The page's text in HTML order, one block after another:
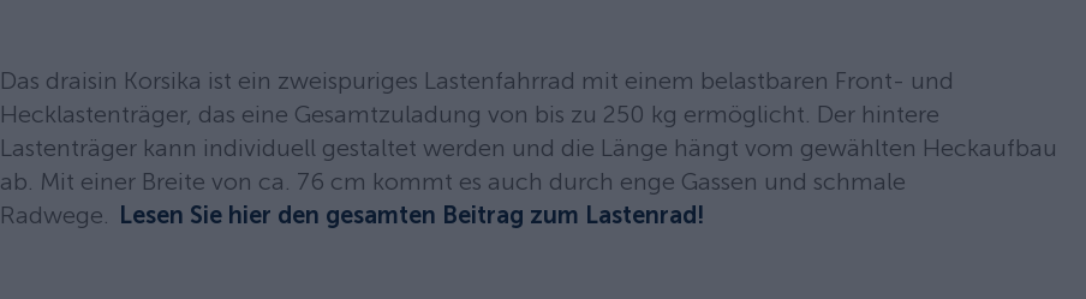
Das draisin Korsika ist ein zweispuriges Lastenfahrrad mit einem belastbaren Front- und
Hecklastenträger, das eine Gesamtzuladung von bis zu 250 kg ermöglicht. Der hintere
Lastenträger kann individuell gestaltet werden und die Länge hängt vom gewählten Heckaufbau
ab. Mit einer Breite von ca. 76 cm kommt es auch durch enge Gassen und schmale
Radwege. Lesen Sie hier den gesamten Beitrag zum Lastenrad!